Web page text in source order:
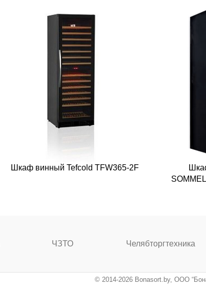
Шкаф винный Tefcold TFW365-2F
ЧЗТО Челябторгтехника
© 2014-2026 Bonasort.by, ООО